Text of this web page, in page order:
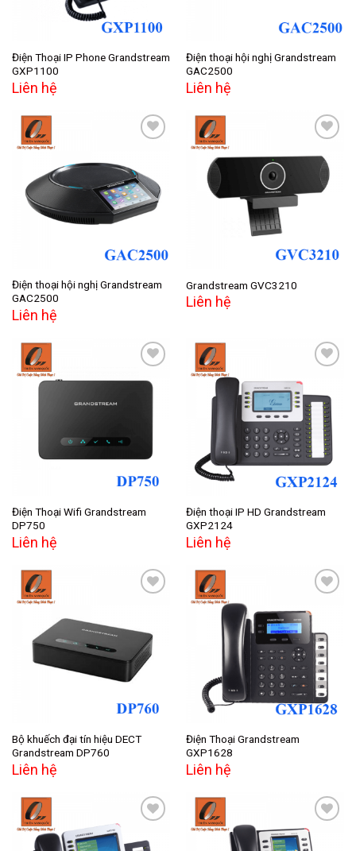
Điện Thoại IP Phone Grandstream
GXP1100
Liên hệ
Điện thoại hội nghị Grandstream
GAC2500
Liên hệ
Add to
wishlist
Điện thoại hội nghị Grandstream
GAC2500
Liên hệ
Add to
wishlist
Grandstream GVC3210
Liên hệ
Điện Thoại Wifi Grandstream
DP750
Liên hệ
Add to
wishlist
Điện thoại IP HD Grandstream
GXP2124
Liên hệ
Add to
wishlist
Bộ khuếch đại tín hiệu DECT
Grandstream DP760
Liên hệ
Add to
wishlist
Điện Thoại Grandstream
GXP1628
Liên hệ